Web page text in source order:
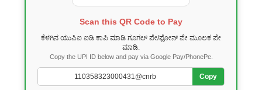
Scan this QR Code to Pay
ಕೆಳಗಿನ ಯುಪಿಐ ಐಡಿ ಕಾಪಿ ಮಾಡಿ ಗೂಗಲ್ ಪೇ/ಫೋನ್ ಪೇ ಮೂಲಕ ಪೇ
ಮಾಡಿ.
Copy the UPI ID below and pay via Google Pay/PhonePe.
Copy